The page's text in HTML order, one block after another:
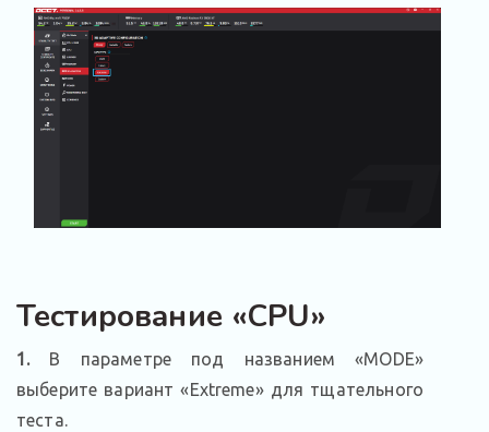
Тестирование «CPU»
1.В параметре под названием «MODE»
выберите вариант «Extreme» для тщательного
теста.